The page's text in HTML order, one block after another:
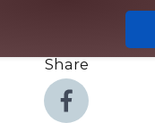
Share